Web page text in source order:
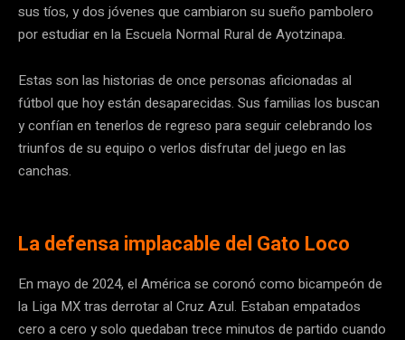
sus tíos, y dos jóvenes que cambiaron su sueño pambolero
por estudiar en la Escuela Normal Rural de Ayotzinapa.
Estas son las historias de once personas aficionadas al
fútbol que hoy están desaparecidas. Sus familias los buscan
y confían en tenerlos de regreso para seguir celebrando los
triunfos de su equipo o verlos disfrutar del juego en las
canchas.
La defensa implacable del Gato Loco
En mayo de 2024, el América se coronó como bicampeón de
la Liga MX tras derrotar al Cruz Azul. Estaban empatados
cero a cero y solo quedaban trece minutos de partido cuando